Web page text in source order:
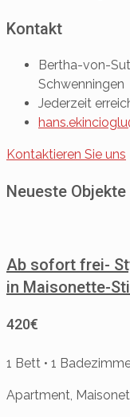
Kontakt
Bertha-von-
Schwenningen
Jederzeit
Kontaktieren Sie uns
Neueste Objekte
Ab sofort frei-
in Maisonette-
420€
1 Bett • 1
Apartment,